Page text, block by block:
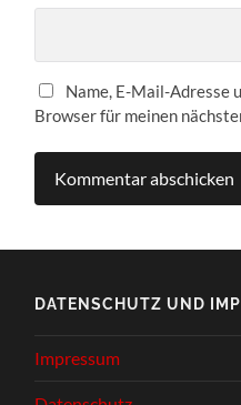
Name, E-Mail-Adresse
Browser für meinen
DATENSCHUTZ UND
Impressum